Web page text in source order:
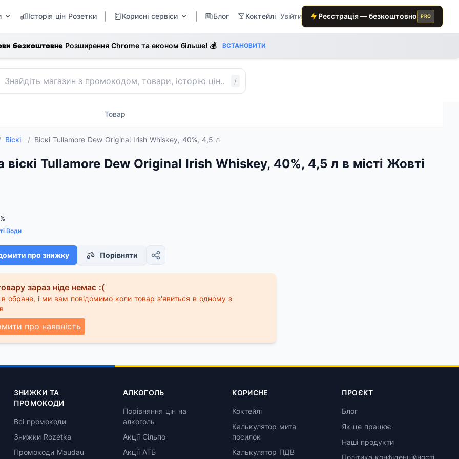
Історія цін Розетки Корисні сервіси Блог Коктейлі Увійти Реєстрація — безкоштовно PRO
безкоштовне Розширення Chrome та економ більше! 💰 ВСТАНОВИТИ
/
Товар
Віскі / Віскі Tullamore Dew Original Irish Whiskey, 40%, 4,5 л
віскі Tullamore Dew Original Irish Whiskey, 40%, 4,5 л в місті Жовті
Води
про знижку Порівняти
зараз ніде немає :(
обране, і ми вам повідомимо коли товар з'явиться в одному з
про наявність
ЗНИЖКИ ТА
ПРОМОКОДИ
Всі промокоди
Знижки Rozetka
Промокоди Maudau
АЛКОГОЛЬ
Порівняння цін на
алкоголь
Акції Сільпо
Акції АТБ
КОРИСНЕ
Коктейлі
Калькулятор мита
посилок
Калькулятор ПДВ
ПРОЄКТ
Блог
Як це працює
Наші продукти
Політика конфіденційності